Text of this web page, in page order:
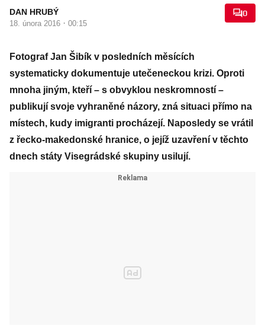
DAN HRUBÝ
18. února 2016 · 00:15
0
Fotograf Jan Šibík v posledních měsících
systematicky dokumentuje utečeneckou krizi. Oproti
mnoha jiným, kteří – s obvyklou neskromností –
publikují svoje vyhraněné názory, zná situaci přímo na
místech, kudy imigranti procházejí. Naposledy se vrátil
z řecko-makedonské hranice, o jejíž uzavření v těchto
dnech státy Visegrádské skupiny usilují.